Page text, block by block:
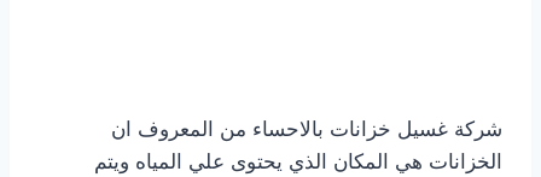
شركة غسيل خزانات بالاحساء من المعروف ان
الخزانات هي المكان الذي يحتوى علي المياه ويتم